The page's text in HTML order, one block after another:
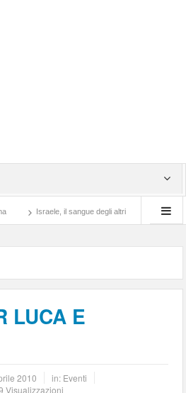
Israele, il sangue degli altri Lotta di classe…
LUCA E
2010 in: Eventi
Visualizzazioni